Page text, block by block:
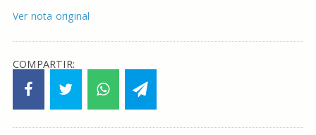
Ver nota original
COMPARTIR: